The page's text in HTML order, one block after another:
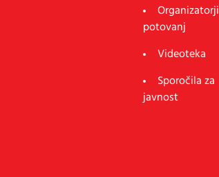
Organizatorji
potovanj
Videoteka
Sporočila za
javnost